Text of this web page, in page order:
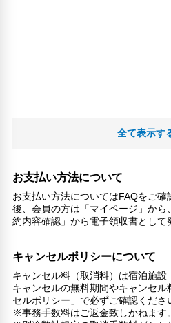
全て表示す
お支払い方法について
お支払い方法についてはFAQをご
後、会員の方は「マイページ」か
約内容確認」から電子領収書として
キャンセルポリシーについて
キャンセル料（取消料）は宿泊施設
キャンセルの無料期間やキャンセ
セルポリシー」で必ずご確認くださ
※事務手数料はご返金致しかねます。